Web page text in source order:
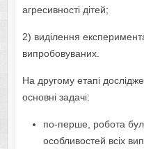
агресивності дітей;
2) виділення
випробовуваних.
На другому етапі
основні задачі:
по-перше, робота
особливостей всіх